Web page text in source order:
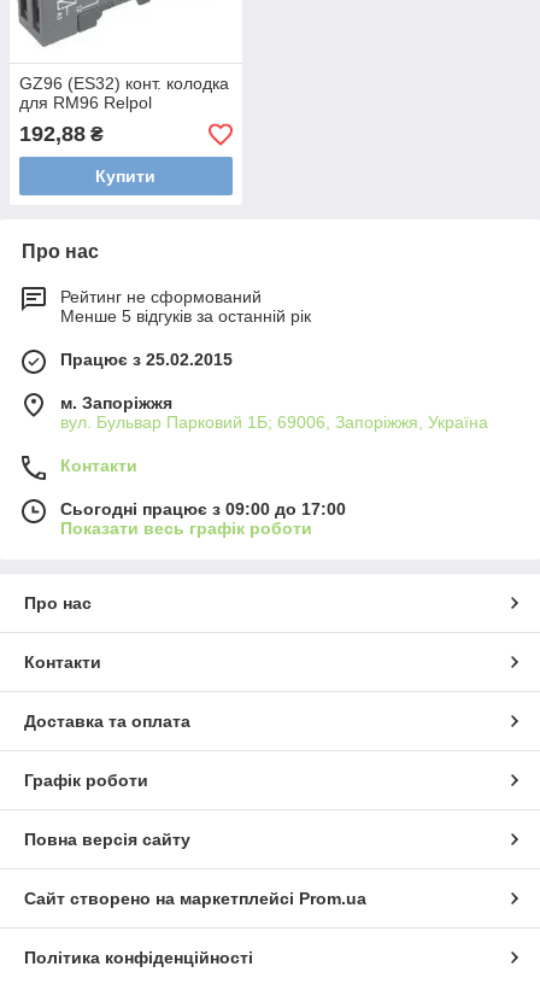
GZ96 (ES32) конт. колодка
для RM96 Relpol
192,88 ₴
Купити
Про нас
Рейтинг не сформований
Менше 5 відгуків за останній рік
Працює з 25.02.2015
м. Запоріжжя
вул. Бульвар Парковий 1Б; 69006, Запоріжжя, Україна
Контакти
Сьогодні працює з 09:00 до 17:00
Показати весь графік роботи
Про нас
Контакти
Доставка та оплата
Графік роботи
Повна версія сайту
Сайт створено на маркетплейсі Prom.ua
Політика конфіденційності